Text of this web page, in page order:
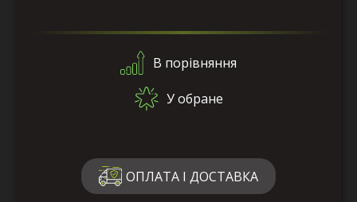
В порівняння
У обране
ОПЛАТА І ДОСТАВКА